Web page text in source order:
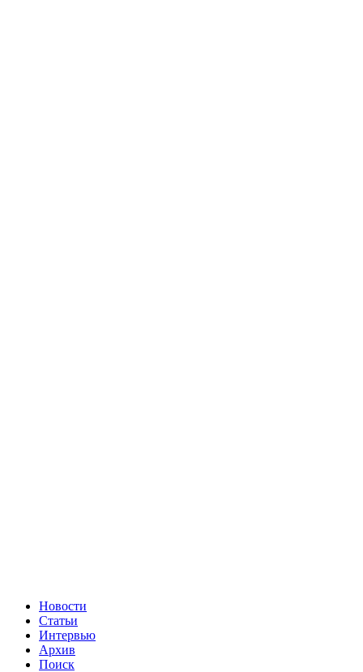
Новости
Статьи
Интервью
Архив
Поиск